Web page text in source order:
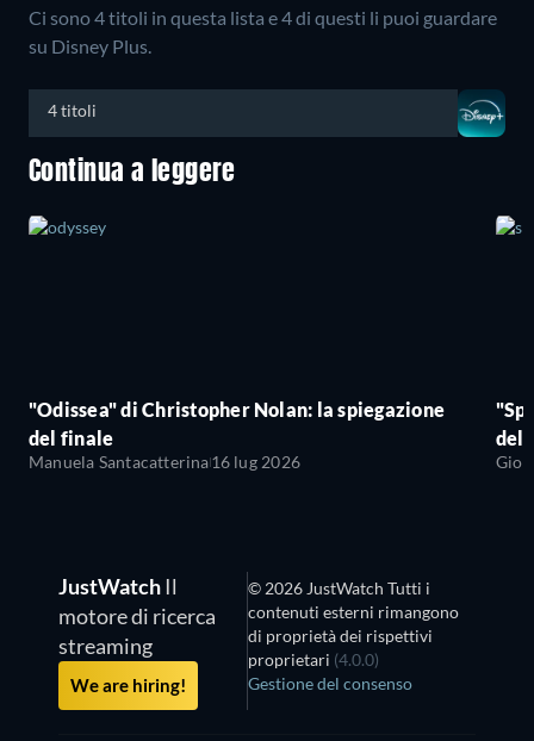
Ci sono 4 titoli in questa lista e 4 di questi li puoi guardare
su Disney Plus.
4 titoli
Continua a leggere
"Odissea" di Christopher Nolan: la spiegazione
del finale
Manuela Santacatterina16 lug 2026
del
JustWatch Il
motore di ricerca
streaming
We are hiring!
© 2026 JustWatch Tutti i
contenuti esterni rimangono
di proprietà dei rispettivi
proprietari (4.0.0)
Gestione del consenso